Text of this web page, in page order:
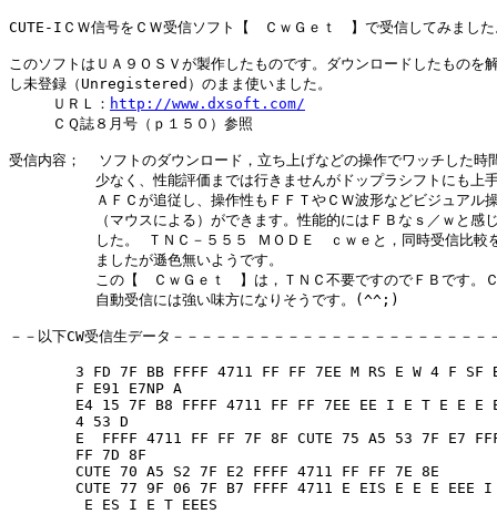
CUTE-IＣＷ信号をＣＷ受信ソフト【　ＣｗＧｅｔ　】で受信してみまし
このソフトはＵＡ９ＯＳＶが製作したものです。ダウンロードしたものを
し未登録（Unregistered）のまま使いました。
ＵＲＬ： http://www.dxsoft.com/
ＣＱ誌８月号（ｐ１５０）参照
受信内容；  ソフトのダウンロード，立ち上げなどの操作でワッチした時
少なく、性能評価までは行きませんがドップラシフトにも上
ＡＦＣが追従し、操作性もＦＦＴやＣＷ波形などビジュアル
（マウスによる）ができます。性能的にはＦＢなｓ／ｗと感
した。 ＴＮＣ－５５５ ＭＯＤＥ　ｃｗｅと，同時受信比較
ましたが遜色無いようです。
この【　ＣｗＧｅｔ　】は，ＴＮＣ不要ですのでＦＢです。
自動受信には強い味方になりそうです。(^^;)
－－以下CW受信生データ－－－－－－－－－－－－－－－－－－－－－－
3 FD 7F BB FFFF 4711 FF FF 7EE M RS E W 4 F SF
F E91 E7NP A
E4 15 7F B8 FFFF 4711 FF FF 7EE EE I E T E E E
4 53 D
E  FFFF 4711 FF FF 7F 8F CUTE 75 A5 53 7F E7
FF 7D 8F
CUTE 70 A5 S2 7F E2 FFFF 4711 FF FF 7E 8E
CUTE 77 9F 06 7F B7 FFFF 4711 E EIS E E E EEE I
E ES I E T EEES